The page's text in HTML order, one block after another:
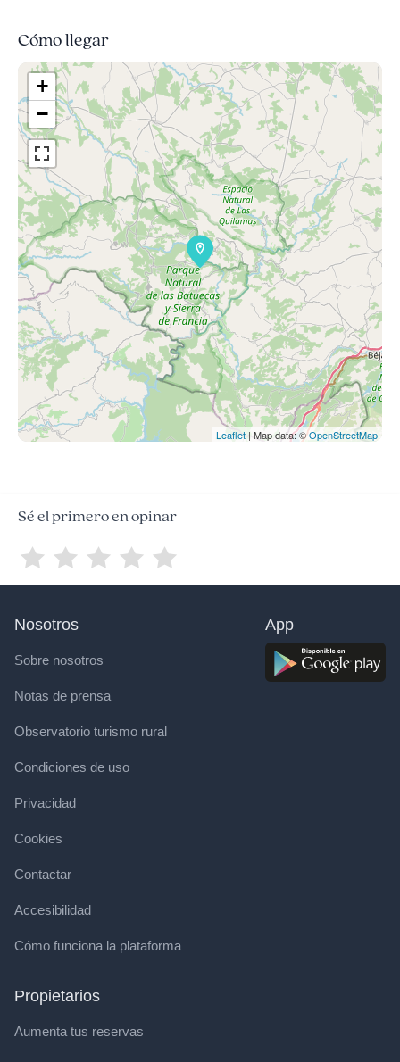
Cómo llegar
+
−
Leaflet | Map data: ©OpenStreetMap
Sé el primero en opinar
Nosotros
Sobre nosotros
Notas de prensa
Observatorio turismo rural
Condiciones de uso
Privacidad
Cookies
Contactar
Accesibilidad
Cómo funciona la plataforma
Propietarios
Aumenta tus reservas
App